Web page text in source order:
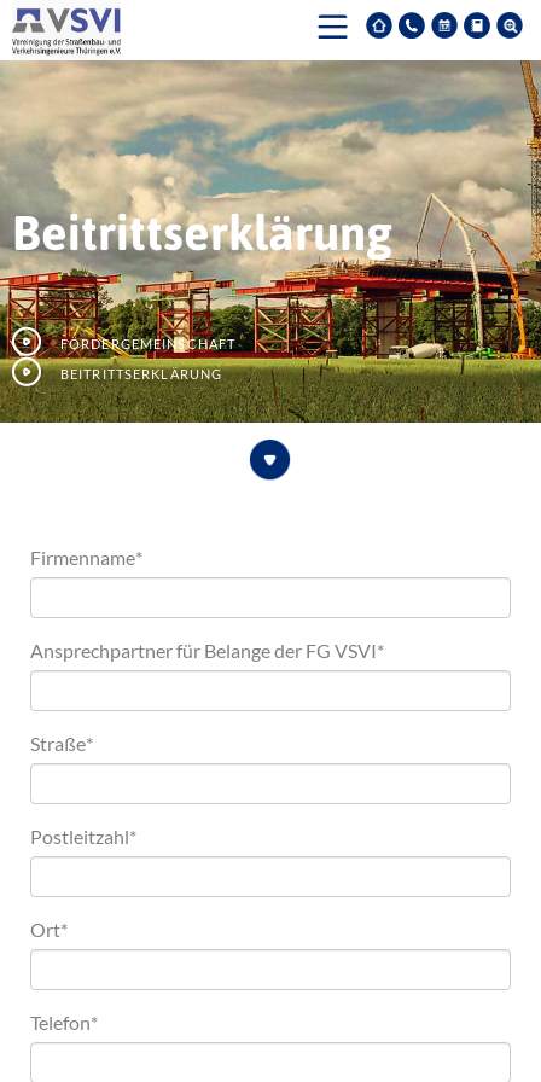
Beitrittserklärung
Fördergemeinschaft
Beitrittserklärung
Firmenname*
Ansprechpartner für Belange der FG VSVI*
Straße*
Postleitzahl*
Ort*
Telefon*